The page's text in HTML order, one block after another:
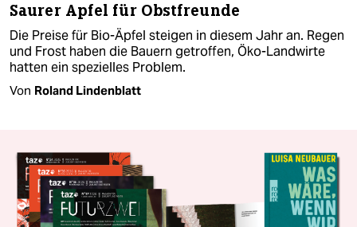
Saurer Apfel für Obstfreunde
Die Preise für Bio-Äpfel steigen in diesem Jahr an. Regen
und Frost haben die Bauern getroffen, Öko-Landwirte
hatten ein spezielles Problem.
Von Roland Lindenblatt